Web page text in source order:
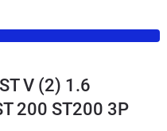
V (2) 1.6
200 ST200 3P